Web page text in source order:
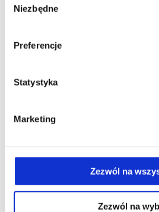
zgody
Niezbędne
Preferencje
Statystyka
Marketing
Zezwól na
Zezwól na
Promotor: prof. Andrzej
Doświadczenie
zdobywał z najlepszych
Był związany między
Kliniką Urologii Akademii
Warszawie, Szpitalem